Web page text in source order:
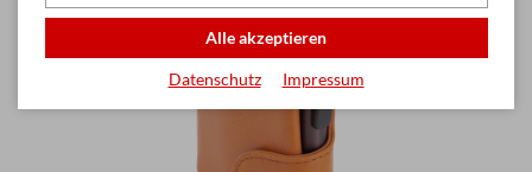
Alle akzeptieren
Datenschutz Impressum